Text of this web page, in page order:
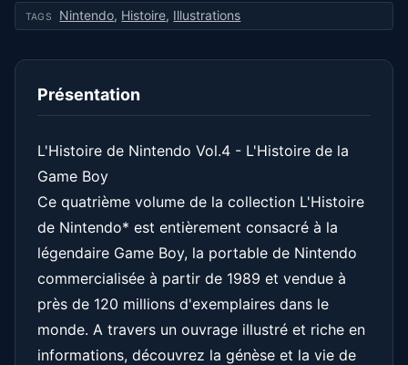
TAGS Nintendo, Histoire, Illustrations
Présentation
L'Histoire de Nintendo Vol.4 - L'Histoire de la
Game Boy
Ce quatrième volume de la collection L'Histoire
de Nintendo* est entièrement consacré à la
légendaire Game Boy, la portable de Nintendo
commercialisée à partir de 1989 et vendue à
près de 120 millions d'exemplaires dans le
monde. A travers un ouvrage illustré et riche en
informations, découvrez la génèse et la vie de